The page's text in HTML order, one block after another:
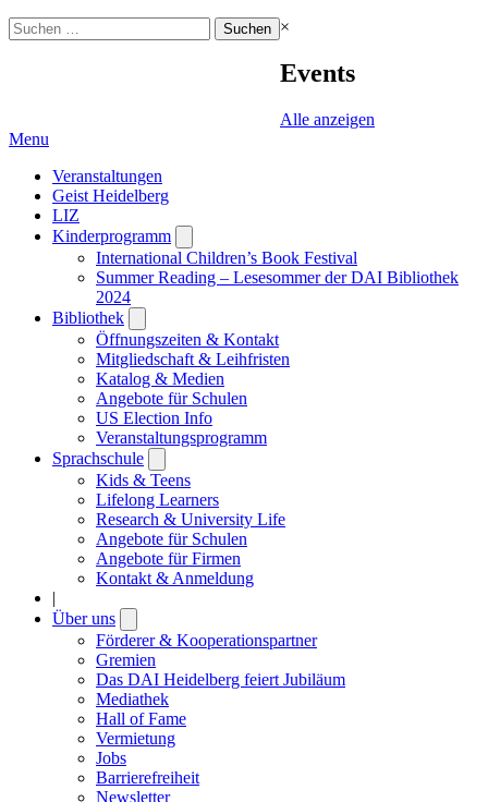
Suchen
nach:
×
Events
Alle anzeigen
Menu
Veranstaltungen
Geist Heidelberg
LIZ
Kinderprogramm
submenu
International Children’s Book Festival
Summer Reading – Lesesommer der DAI Bibliothek
2024
Bibliothek
submenu
Öffnungszeiten & Kontakt
Mitgliedschaft & Leihfristen
Katalog & Medien
Angebote für Schulen
US Election Info
Veranstaltungsprogramm
Sprachschule
submenu
Kids & Teens
Lifelong Learners
Research & University Life
Angebote für Schulen
Angebote für Firmen
Kontakt & Anmeldung
|
Über uns
submenu
Förderer & Kooperationspartner
Gremien
Das DAI Heidelberg feiert Jubiläum
Mediathek
Hall of Fame
Vermietung
Jobs
Barrierefreiheit
Newsletter